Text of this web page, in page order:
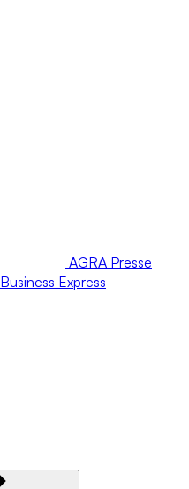
AGRA Presse
Business Express